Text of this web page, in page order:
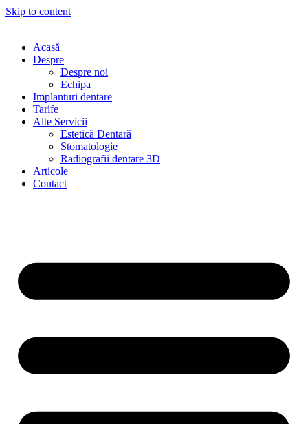
Skip to content
Acasă
Despre
Despre noi
Echipa
Implanturi dentare
Tarife
Alte Servicii
Estetică Dentară
Stomatologie
Radiografii dentare 3D
Articole
Contact